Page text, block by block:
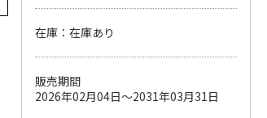
在庫：在庫あり
販売期間
2026年02月04日～2031年03月31日